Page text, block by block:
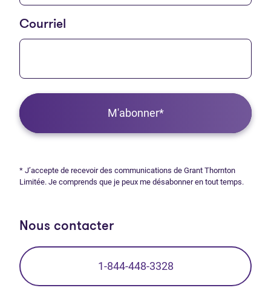
Courriel
M'abonner*
* J’accepte de recevoir des communications de Grant Thornton
Limitée. Je comprends que je peux me désabonner en tout temps.
Nous contacter
1-844-448-3328